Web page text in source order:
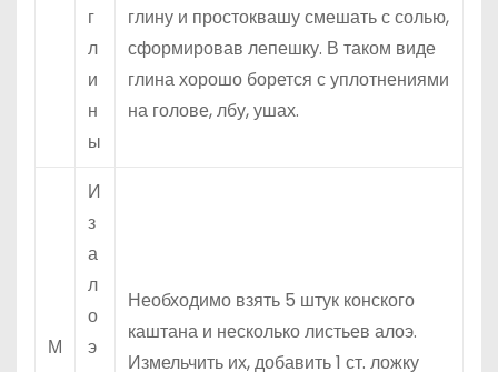
г
л
и
н
ы
глину и простоквашу смешать с солью,
сформировав лепешку. В таком виде
глина хорошо борется с уплотнениями
на голове, лбу, ушах.
М
И
з
а
л
о
э
Необходимо взять 5 штук конского
каштана и несколько листьев алоэ.
Измельчить их, добавить 1 ст. ложку